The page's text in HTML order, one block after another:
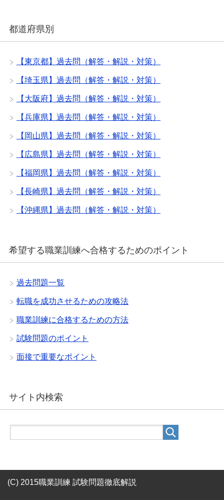
都道府県別
【東京都】過去問（解答・解説・対策）
【埼玉県】過去問（解答・解説・対策）
【大阪府】過去問（解答・解説・対策）
【兵庫県】過去問（解答・解説・対策）
【岡山県】過去問（解答・解説・対策）
【広島県】過去問（解答・解説・対策）
【福岡県】過去問（解答・解説・対策）
【長崎県】過去問（解答・解説・対策）
【沖縄県】過去問（解答・解説・対策）
希望する職業訓練へ合格するためのポイント
過去問題一覧
転職を成功させるための攻略法
職業訓練に合格するための方法
試験問題のポイント
面接で重要なポイント
サイト内検索
(C) 2015職業訓練 試験問題徹底解説